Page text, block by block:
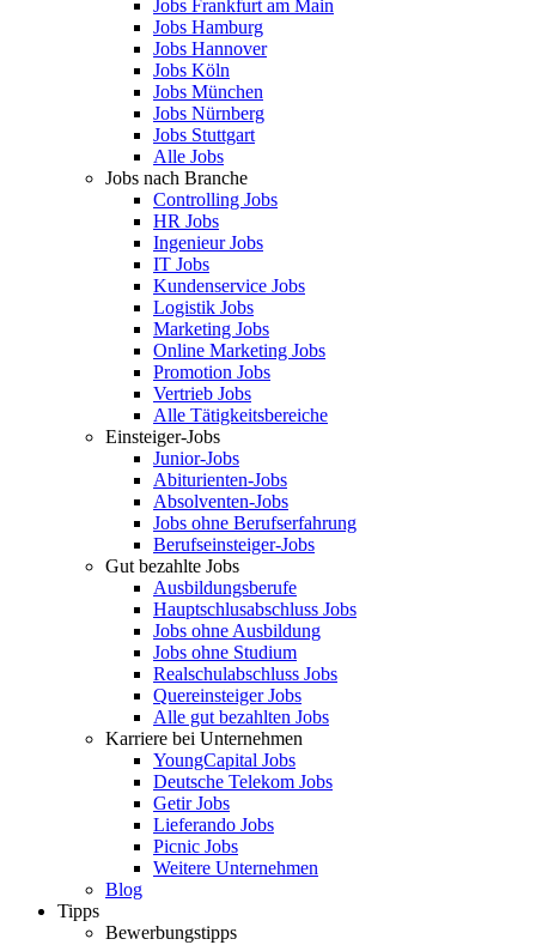
Jobs Frankfurt am Main
Jobs Hamburg
Jobs Hannover
Jobs Köln
Jobs München
Jobs Nürnberg
Jobs Stuttgart
Alle Jobs
Jobs nach Branche
Controlling Jobs
HR Jobs
Ingenieur Jobs
IT Jobs
Kundenservice Jobs
Logistik Jobs
Marketing Jobs
Online Marketing Jobs
Promotion Jobs
Vertrieb Jobs
Alle Tätigkeitsbereiche
Einsteiger-Jobs
Junior-Jobs
Abiturienten-Jobs
Absolventen-Jobs
Jobs ohne Berufserfahrung
Berufseinsteiger-Jobs
Gut bezahlte Jobs
Ausbildungsberufe
Hauptschlusabschluss Jobs
Jobs ohne Ausbildung
Jobs ohne Studium
Realschulabschluss Jobs
Quereinsteiger Jobs
Alle gut bezahlten Jobs
Karriere bei Unternehmen
YoungCapital Jobs
Deutsche Telekom Jobs
Getir Jobs
Lieferando Jobs
Picnic Jobs
Weitere Unternehmen
Blog
Tipps
Bewerbungstipps